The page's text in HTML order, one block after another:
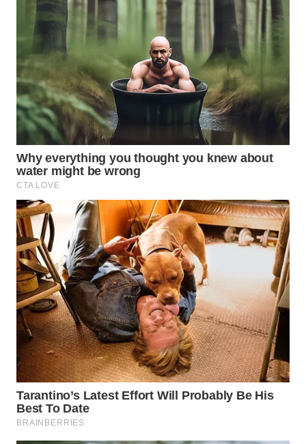
WN
TANGERANG
WN
BINJAI
WN
CIREBON
WN
INDRAMAYU
WN
KUNINGAN
WN
MAJALENGKA
WN
SUBANG
WN
SUKABUMI
WN
PURWAKARTA